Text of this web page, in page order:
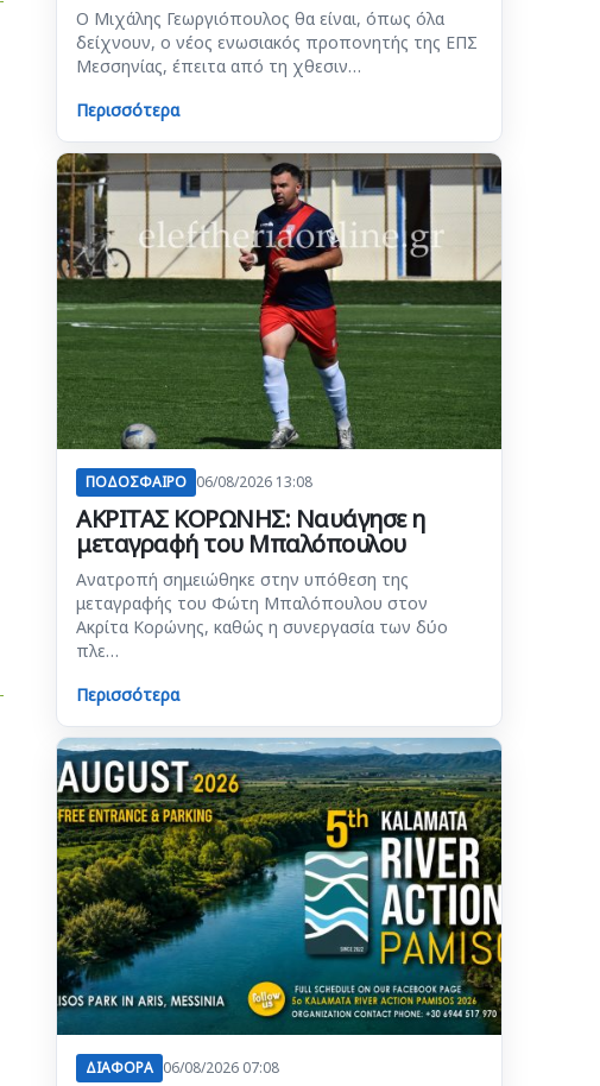
Ο Μιχάλης Γεωργιόπουλος θα είναι, όπως όλα
δείχνουν, ο νέος ενωσιακός προπονητής της ΕΠΣ
Μεσσηνίας, έπειτα από τη χθεσιν…
Περισσότερα
ΠΟΔΟΣΦΑΙΡΟ 06/08/2026 13:08
ΑΚΡΙΤΑΣ ΚΟΡΩΝΗΣ: Ναυάγησε η
μεταγραφή του Μπαλόπουλου
Ανατροπή σημειώθηκε στην υπόθεση της
μεταγραφής του Φώτη Μπαλόπουλου στον
Ακρίτα Κορώνης, καθώς η συνεργασία των δύο
πλε…
Περισσότερα
ΔΙΑΦΟΡΑ 06/08/2026 07:08